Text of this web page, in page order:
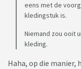
eens met de
kledingstuk is.
Niemand zou ooit
kleding.
Haha, op die manier,